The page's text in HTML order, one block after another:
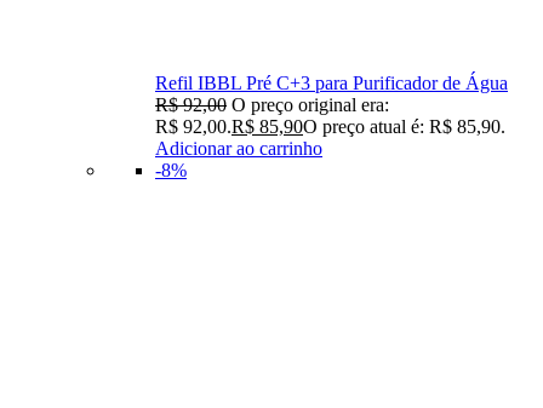
Refil IBBL Pré C+3 para Purificador de Água
R$92,00 O preço original era:
R$ 92,00.R$ 85,90O preço atual é: R$ 85,90.
Adicionar ao carrinho
-8%